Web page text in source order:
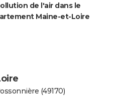
de l'air dans le
Maine-et-Loire
(49170)